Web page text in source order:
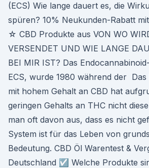
(ECS) Wie lange dauert es, die
spüren? 10% Neukunden-Rabatt
☆ CBD Produkte aus VON WO
VERSENDET UND WIE LANGE
BEI MIR IST? Das
ECS, wurde 1980 während der Das
mit hohem Gehalt an CBD hat
geringen Gehalts an THC nicht
man oft davon aus, dass es nicht
System ist für das Leben von
Bedeutung. CBD Öl Warentest &
Deutschland ☑️ Welche Produkte